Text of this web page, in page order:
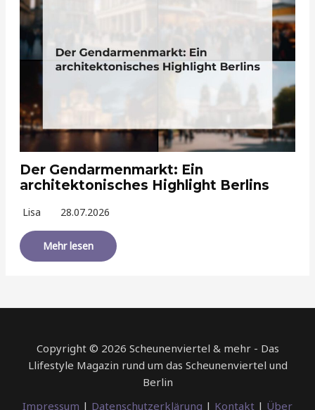
Der Gendarmenmarkt: Ein
architektonisches Highlight Berlins
Lisa 28.07.2026
Mehr lesen
Copyright © 2026 Scheunenviertel & mehr - Das
Llifestyle Magazin rund um das Scheunenviertel und
Berlin
Impressum | Datenschutzerklärung | Kontakt | Über